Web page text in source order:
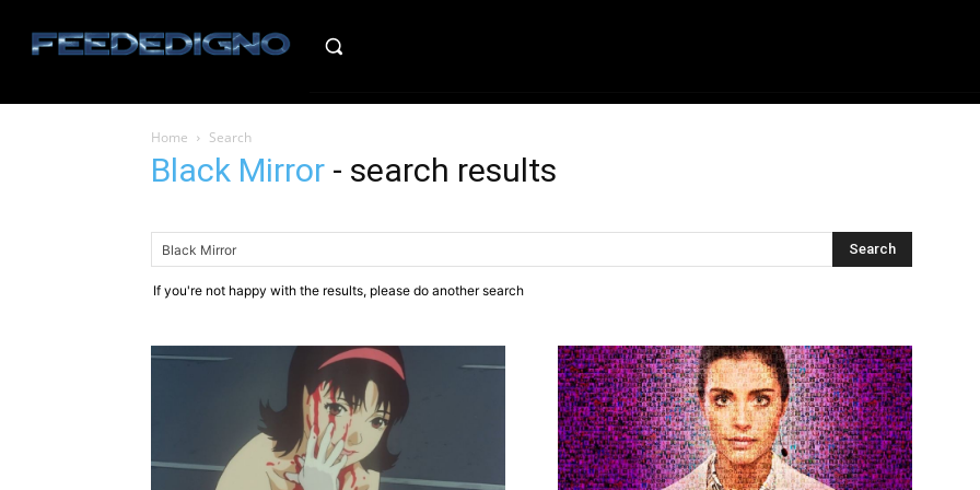
Home Search
Black Mirror - search results
If you're not happy with the results, please do another search